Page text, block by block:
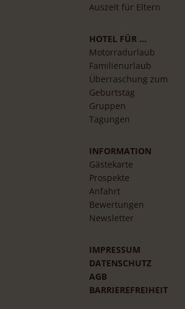
Auszeit für Eltern
HOTEL FÜR …
Motorradurlaub
Familienurlaub
Überraschung zum
Geburtstag
Gruppen
Tagungen
INFORMATION
Gästekarte
Prospekte
Anfahrt
Bewertungen
Newsletter
IMPRESSUM
DATENSCHUTZ
AGB
BARRIEREFREIHEIT